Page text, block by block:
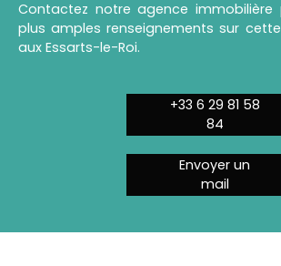
Contactez notre agence
plus amples renseignements sur
aux Essarts-le-Roi.
+33 6 29 81 58
84
Envoyer un
mail